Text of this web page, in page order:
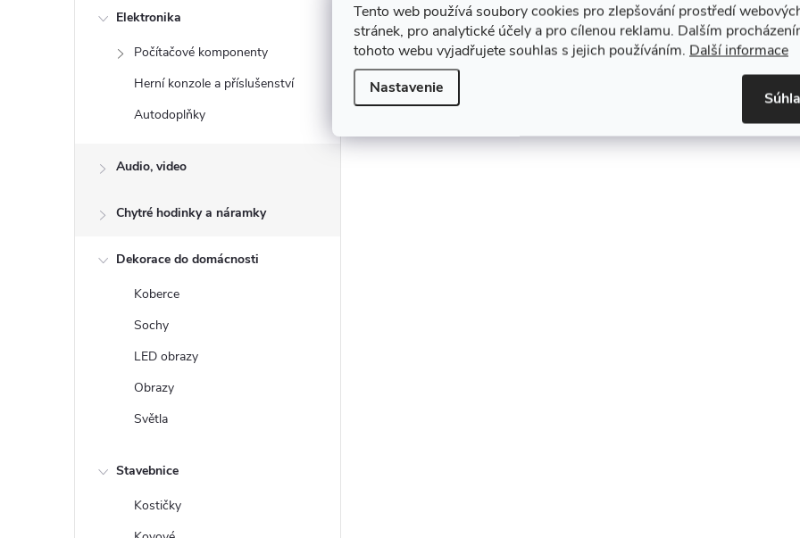
Tento web používá soubory cookies pro zlepšování prostředí
stránek, pro analytické účely a pro cílenou reklamu. Dalším
tohoto webu vyjadřujete souhlas s jejich používáním. Další informace
Nastavenie
Elektronika
Počítačové komponenty
Herní konzole a příslušenství
Autodoplňky
Audio, video
Chytré hodinky a náramky
Dekorace do domácnosti
Koberce
Sochy
LED obrazy
Obrazy
Světla
Stavebnice
Kostičky